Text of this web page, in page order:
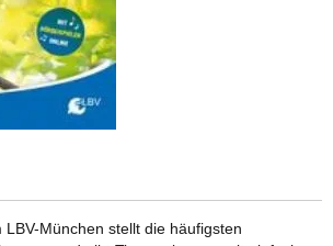
LBV-München stellt die häufigsten